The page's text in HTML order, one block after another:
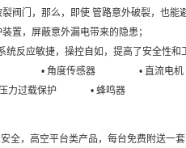
阀门，那么，即使 管路意外破裂，也能
置，屏蔽意外漏电带来的隐患；
统反应敏捷，操控自如，提高了安全性和
• 角度传感器 • 直流电机
力过载保护 • 蜂鸣器
全，高空平台类产品，每台免费附送一套